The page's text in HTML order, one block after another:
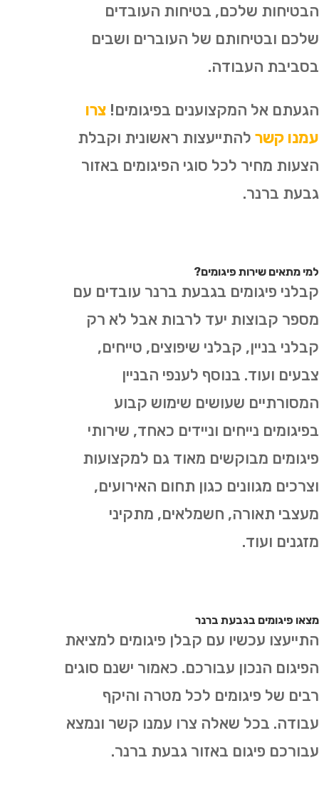
הבטיחות שלכם, בטיחות העובדים
שלכם ובטיחותם של העוברים ושבים
בסביבת העבודה.
הגעתם אל המקצוענים בפיגומים! צרו
עמנו קשר להתייעצות ראשונית וקבלת
הצעות מחיר לכל סוגי הפיגומים באזור
גבעת ברנר.
למי מתאים שירות פיגומים?
קבלני פיגומים בגבעת ברנר עובדים עם
מספר קבוצות יעד לרבות אבל לא רק
קבלני בניין, קבלני שיפוצים, טייחים,
צבעים ועוד. בנוסף לענפי הבניין
המסורתיים שעושים שימוש קבוע
בפיגומים נייחים וניידים כאחד, שירותי
פיגומים מבוקשים מאוד גם למקצועות
וצרכים מגוונים כגון תחום האירועים,
מעצבי תאורה, חשמלאים, מתקיני
מזגנים ועוד.
מצאו פיגומים בגבעת ברנר
התייעצו עכשיו עם קבלן פיגומים למציאת
הפיגום הנכון עבורכם. כאמור ישנם סוגים
רבים של פיגומים לכל מטרה והיקף
עבודה. בכל שאלה צרו עמנו קשר ונמצא
עבורכם פיגום באזור גבעת ברנר.